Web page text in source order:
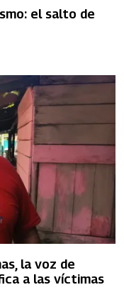
el salto de
la voz de
a las víctimas